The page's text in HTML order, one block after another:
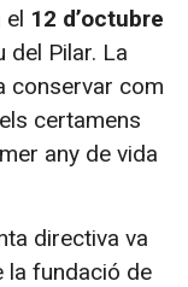
el 12 d’octubre
del Pilar. La
conservar com
certamens
any de vida
directiva va
la fundació de